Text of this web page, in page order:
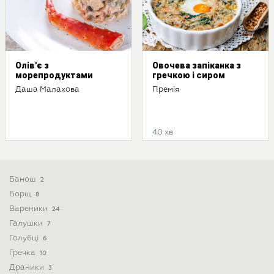
Олів'є з
морепродуктами
Даша Малахова
Овочева запіканка з
гречкою і сиром
Премія
40 хв
Банош 2
Борщ 8
Вареники 24
Галушки 7
Голубці 6
Гречка 10
Драники 3